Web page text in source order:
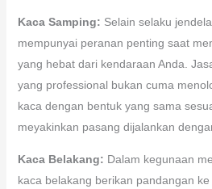
Kaca Samping: Selain selaku
mempunyai peranan penting saat
yang hebat dari kendaraan Anda.
yang professional bukan cuma
kaca dengan bentuk yang sama
meyakinkan pasang dijalankan
Kaca Belakang: Dalam kegunaan
kaca belakang berikan pandangan